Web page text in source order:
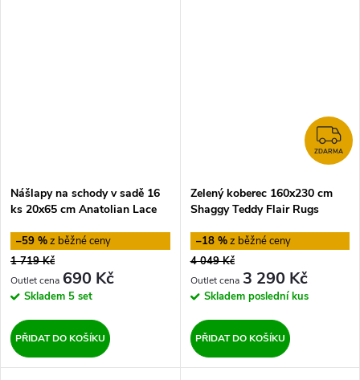
Nášlapy na schody v sadě 16
ks 20x65 cm Anatolian Lace
–59 %
1 719 Kč
690 Kč
Skladem 5 set
PŘIDAT DO KOŠÍKU
ZDARMA
Zelený koberec 160x230 cm
Shaggy Teddy Flair Rugs
–18 %
4 049 Kč
3 290 Kč
Skladem poslední kus
PŘIDAT DO KOŠÍKU